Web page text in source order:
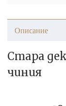
Описание
Стара
чиния